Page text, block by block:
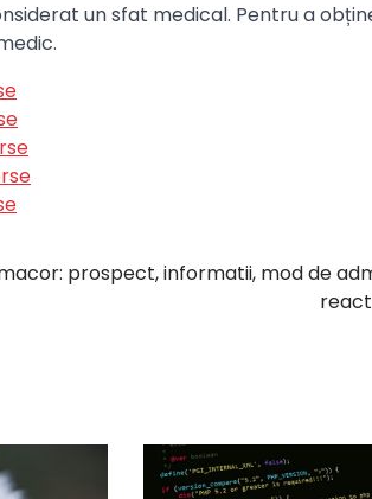
un sfat medical. Pentru a
prospect, informatii, mod de